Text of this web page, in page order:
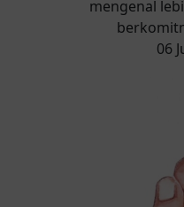
mengenal
06